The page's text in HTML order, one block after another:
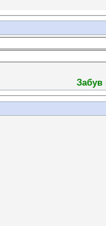
Забув